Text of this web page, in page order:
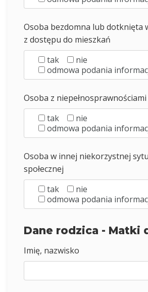
Osoba bezdomna lub dotknięta
z dostępu do mieszkań
tak
nie
odmowa podania
Osoba z niepełnosprawnościami
tak
nie
odmowa podania
Osoba w innej niekorzystnej
społecznej
tak
nie
odmowa podania
Dane rodzica - Matki
Imię, nazwisko